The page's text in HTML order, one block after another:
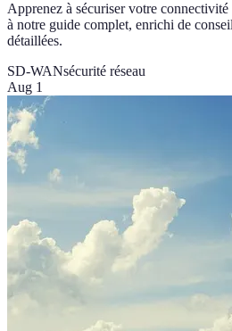
Apprenez à sécuriser votre
à notre guide complet, enrichi de
détaillées.
SD-WANsécurité réseau
Aug 1